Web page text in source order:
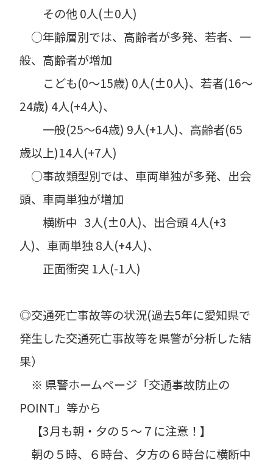
その他 0人(±0人)
○年齢層別では、高齢者が多発、若者、一
般、高齢者が増加
こども(0～15歳) 0人(±0人)、若者(16～
24歳) 4人(+4人)、
一般(25～64歳) 9人(+1人)、高齢者(65
歳以上)14人(+7人)
○事故類型別では、車両単独が多発、出会
頭、車両単独が増加
横断中 3人(±0人)、出合頭 4人(+3
人)、車両単独 8人(+4人)、
正面衝突 1人(-1人)
◎交通死亡事故等の状況(過去5年に愛知県で
発生した交通死亡事故等を県警が分析した結
果）
※ 県警ホームページ「交通事故防止の
POINT」等から
【3月も朝・夕の５～７に注意！】
朝の５時、６時台、夕方の６時台に横断中